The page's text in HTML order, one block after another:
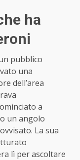
ha
pubblico
una
dell’area
a
un angolo
La sua
lì per ascoltare